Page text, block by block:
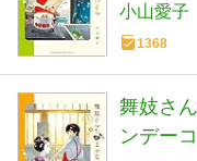
小山愛子
1368
舞妓さ
ンデー